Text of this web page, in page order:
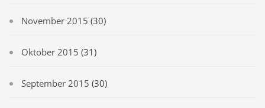
November 2015 (30)
Oktober 2015 (31)
September 2015 (30)